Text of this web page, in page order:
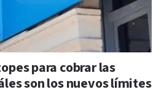
para cobrar las
son los nuevos límites